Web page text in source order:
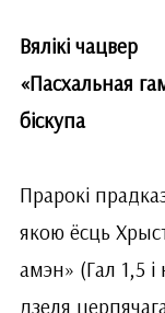
Вялікі чацвер
«Пасхальная
біскупа
Прарокі
якою ёсць
амэн» (Гал 1,5
дзеля